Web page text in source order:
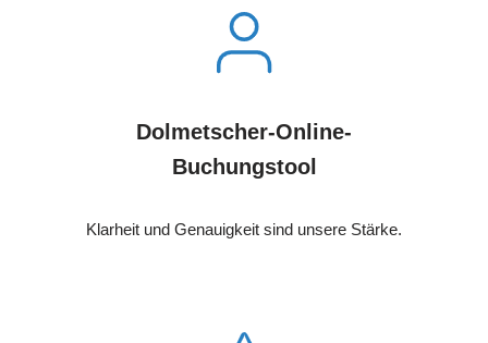
Dolmetscher-Online-
Buchungstool
Klarheit und Genauigkeit sind unsere Stärke.